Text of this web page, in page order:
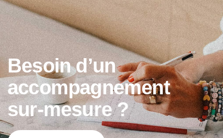
Besoin d’un
accompagnement
sur-mesure ?